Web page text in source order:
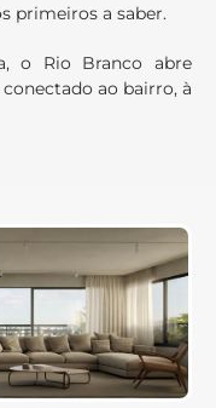
primeiros a saber.
o Rio Branco abre
ao bairro, à